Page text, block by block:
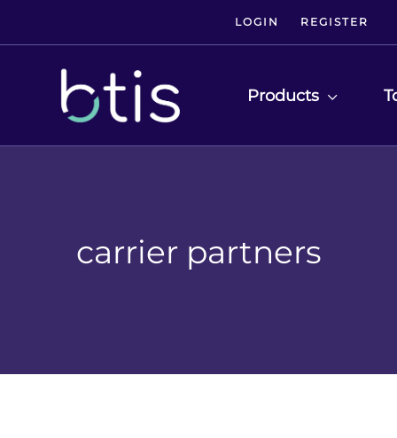
LOGIN REGISTER
Products
carrier partners